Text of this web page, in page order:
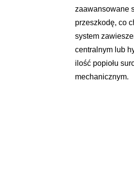
zaawansowane
przeszkodę, co
system
centralnym lub
ilość popiołu
mechanicznym.